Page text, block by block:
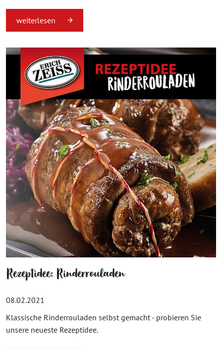
weiterlesen
Rezeptidee: Rinderrouladen
08.02.2021
Klassische Rinderrouladen selbst gemacht - probieren Sie
unsere neueste Rezeptidee.